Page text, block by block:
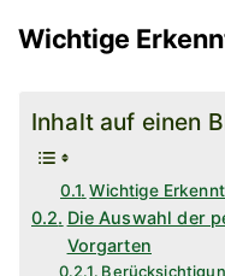
Wichtige
Inhalt auf einen
Wichtige
Die Auswahl der
Vorgarten